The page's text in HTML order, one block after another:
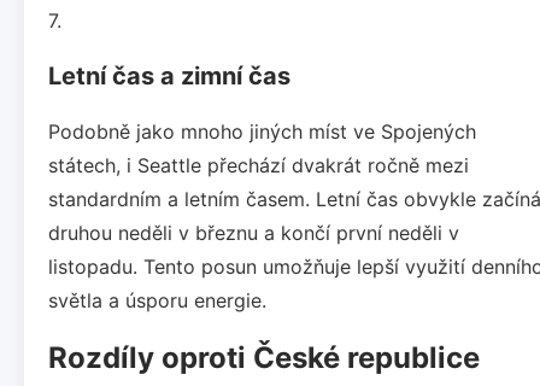
7.
Letní čas a zimní čas
Podobně jako mnoho jiných míst ve Spojených
státech, i Seattle přechází dvakrát ročně mezi
standardním a letním časem. Letní čas obvykle začíná
druhou neděli v březnu a končí první neděli v
listopadu. Tento posun umožňuje lepší využití
světla a úsporu energie.
Rozdíly oproti České republice